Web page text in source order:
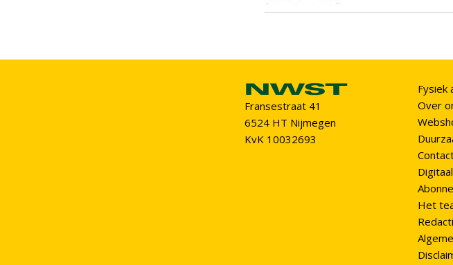
Fransestraat 41
6524 HT Nijmegen
KvK 10032693
Fysiek
Over
Het